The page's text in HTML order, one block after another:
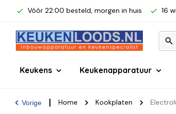
Vóór 22:00 besteld, morgen in huis 16
Keukens Keukenapparatuur
Vorige Home Kookplaten